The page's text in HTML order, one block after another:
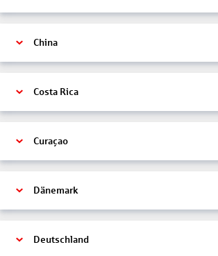
China
Costa Rica
Curaçao
Dänemark
Deutschland